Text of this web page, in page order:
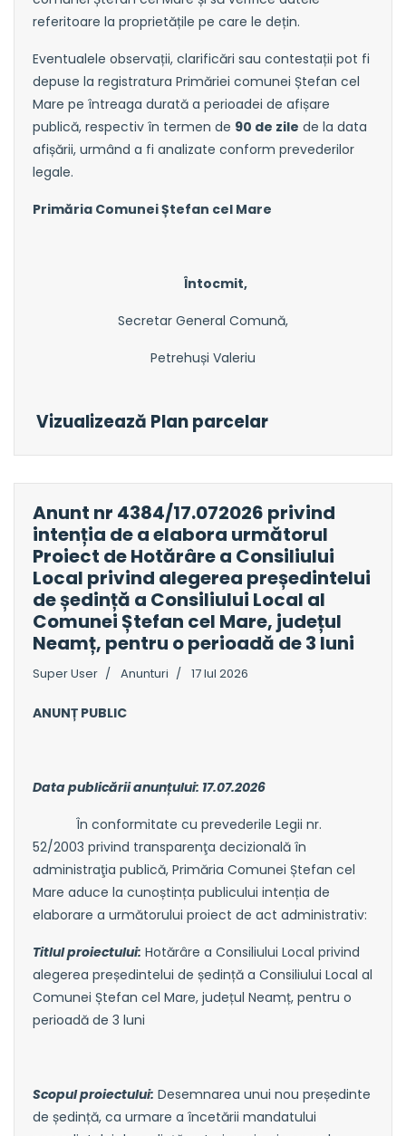
referitoare la proprietățile pe care le dețin.
Eventualele observații, clarificări sau contestații pot fi
depuse la registratura Primăriei comunei Ștefan cel
Mare pe întreaga durată a perioadei de afișare
publică, respectiv în termen de 90 de zile de la data
afișării, urmând a fi analizate conform prevederilor
legale.
Primăria Comunei Ștefan cel Mare
Întocmit,
Secretar General Comună,
Petrehuși Valeriu
Vizualizează Plan parcelar
Anunt nr 4384/17.072026 privind
intenția de a elabora următorul
Proiect de Hotărâre a Consiliului
Local privind alegerea președintelui
de ședință a Consiliului Local al
Comunei Ștefan cel Mare, județul
Neamț, pentru o perioadă de 3 luni
Super User Anunturi 17 Iul 2026
ANUNȚ PUBLIC
Data publicării anunțului: 17.07.2026
În conformitate cu prevederile Legii nr.
52/2003 privind transparenţa decizională în
administraţia publică, Primăria Comunei Ștefan cel
Mare aduce la cunoștința publicului intenția de
elaborare a următorului proiect de act administrativ:
Titlul proiectului: Hotărâre a Consiliului Local privind
alegerea președintelui de ședință a Consiliului Local al
Comunei Ștefan cel Mare, județul Neamț, pentru o
perioadă de 3 luni
Scopul proiectului: Desemnarea unui nou președinte
de ședință, ca urmare a încetării mandatului